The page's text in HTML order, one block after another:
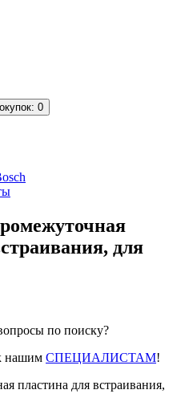
: 0
для
по поиску?
нашим СПЕЦИАЛИСТАМ!